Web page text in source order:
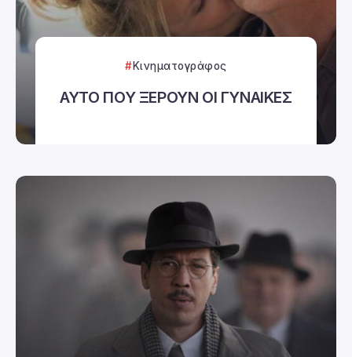
Κινηματογράφος
ΑΥΤΟ ΠΟΥ ΞΕΡΟΥΝ ΟΙ ΓΥΝΑΙΚΕΣ